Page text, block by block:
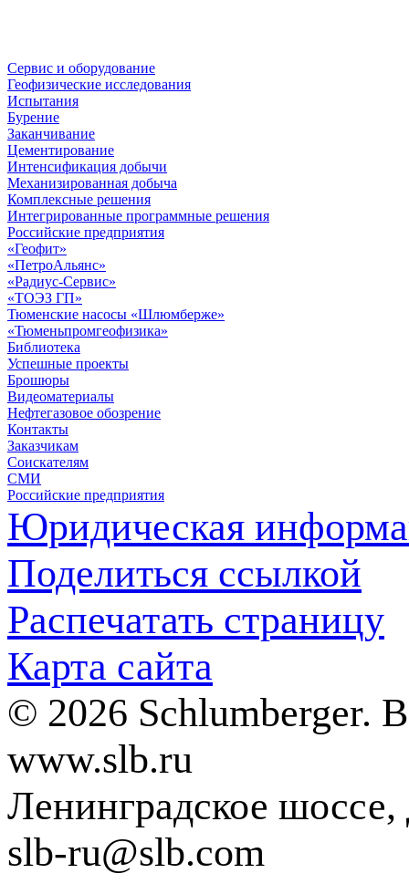
Сервис и оборудование
Геофизические исследования
Испытания
Бурение
Заканчивание
Цементирование
Интенсификация добычи
Механизированная добыча
Комплексные решения
Интегрированные программные решения
Российские предприятия
«Геофит»
«ПетроАльянс»
«Радиус-Сервис»
«ТОЭЗ ГП»
Тюменские насосы «Шлюмберже»
«Тюменьпромгеофизика»
Библиотека
Успешные проекты
Брошюры
Видеоматериалы
Нефтегазовое обозрение
Контакты
Заказчикам
Соискателям
СМИ
Российские предприятия
Юридическая
Поделиться ссылкой
Распечатать страницу
Карта сайта
© 2026 Schlumberger.
www.slb.ru
Ленинградское
slb-ru@slb.com